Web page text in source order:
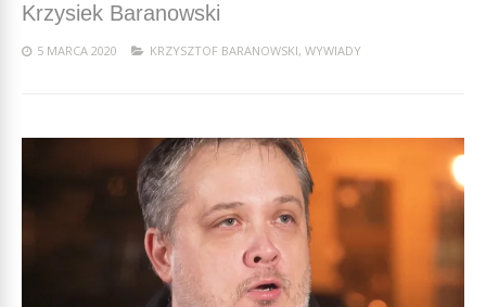
Krzysiek Baranowski
5 MARCA 2020 KRZYSZTOF BARANOWSKI, WYWIADY